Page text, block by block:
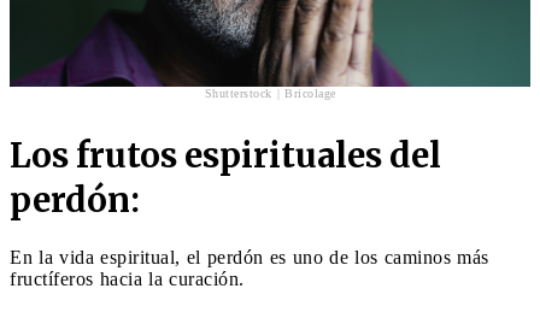
Shutterstock | Bricolage
Los frutos espirituales del
perdón:
En la vida espiritual, el perdón es uno de los caminos más
fructíferos hacia la curación.